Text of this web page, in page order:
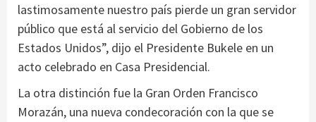
lastimosamente nuestro país pierde un gran servidor
público que está al servicio del Gobierno de los
Estados Unidos”, dijo el Presidente Bukele en un
acto celebrado en Casa Presidencial.
La otra distinción fue la Gran Orden Francisco
Morazán, una nueva condecoración con la que se